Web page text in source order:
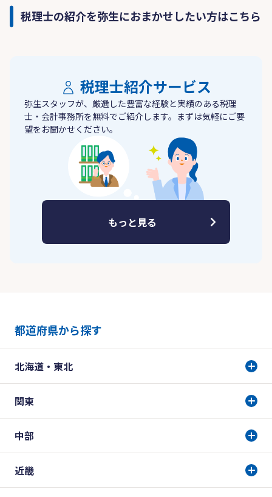
税理士の紹介を弥生におまかせしたい方はこちら
税理士紹介サービス
弥生スタッフが、厳選した豊富な経験と実績のある税理
士・会計事務所を無料でご紹介します。まずは気軽にご要
望をお聞かせください。
もっと見る
都道府県から探す
北海道・東北
関東
中部
近畿